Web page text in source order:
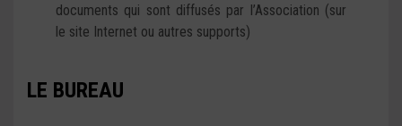
documents qui sont diffusés par l’Association (sur
le site Internet ou autres supports)
LE BUREAU